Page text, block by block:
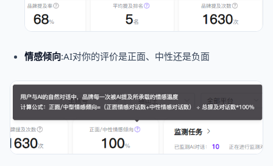
情感倾向:AI对你的评价是正面、中性还是负面